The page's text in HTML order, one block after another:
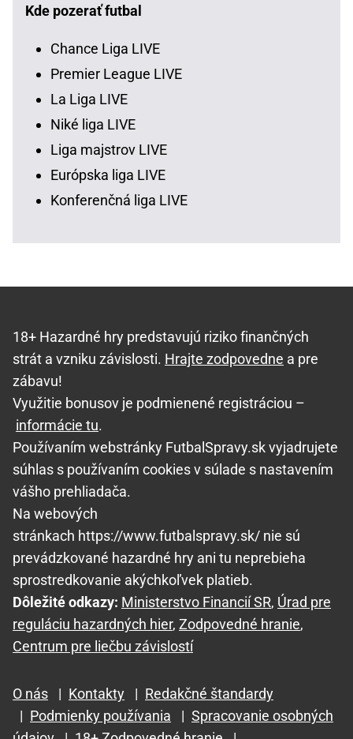
Kde pozerať futbal
Chance Liga LIVE
Premier League LIVE
La Liga LIVE
Niké liga LIVE
Liga majstrov LIVE
Európska liga LIVE
Konferenčná liga LIVE
18+ Hazardné hry predstavujú riziko finančných
strát a vzniku závislosti. Hrajte zodpovedne a pre
zábavu!
Využitie bonusov je podmienené registráciou –
informácie tu.
Používaním webstránky FutbalSpravy.sk vyjadrujete
súhlas s používaním cookies v súlade s nastavením
vášho prehliadača.
Na webových
stránkach https://www.futbalspravy.sk/ nie sú
prevádzkované hazardné hry ani tu neprebieha
sprostredkovanie akýchkoľvek platieb.
Dôležité odkazy: Ministerstvo Financií SR, Úrad pre
reguláciu hazardných hier, Zodpovedné hranie,
Centrum pre liečbu závislostí
O nás | Kontakty | Redakčné štandardy
| Podmienky používania | Spracovanie osobných